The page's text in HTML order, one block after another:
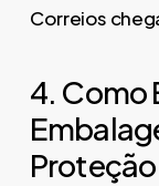
Correios
4. Como
Proteção